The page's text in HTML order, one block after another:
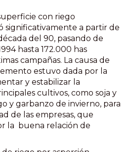
con riego
significativamente a partir de
del 90, pasando de
hasta 172.000 has
campañas. La causa de
estuvo dada por la
y estabilizar la
cultivos, como soja y
y garbanzo de invierno, para
de las empresas, que
la buena relación de